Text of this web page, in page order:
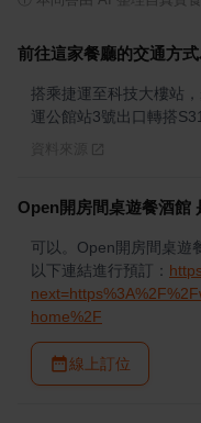
前往這家餐廳的交通方式
搭乘捷運至科技大樓站
運公館站3號出口轉搭
Open開房間桌遊餐酒館
可以。Open開房間桌遊
以下連結進行預訂：
home%2F
線上訂位